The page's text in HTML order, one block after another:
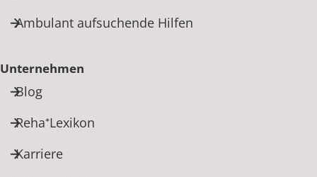
Ambulant aufsuchende Hilfen
Unternehmen
Blog
Reha⁺Lexikon
Karriere